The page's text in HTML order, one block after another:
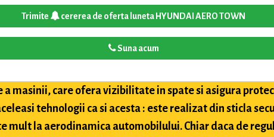
Trimite cererea de oferta luneta HYUNDAI AERO TOWN
Suna acum
masinii, care ofera vizibilitate in spate si asigura
tehnologii ca si acesta : este realizat din sticla
mult la aerodinamica automobilului. Chiar daca de